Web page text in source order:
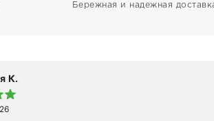
Бережная и надежная
К.